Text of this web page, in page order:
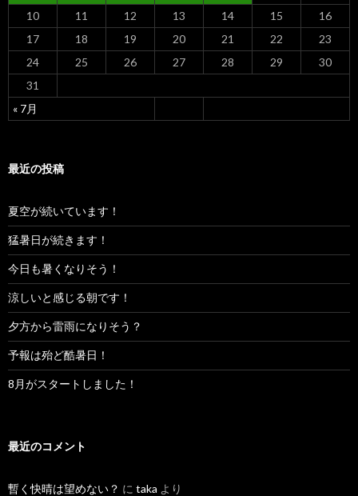
« 7月
10
11 12 13 14 15
16
17
18 19 20 21 22
23
24
25 26 27 28 29
30
31
最近の投稿
夏空が続いています！
猛暑日が続きます！
今日も暑くなりそう！
涼しいと感じる朝です！
夕方から雷雨になりそう？
予報は殆ど酷暑日！
8月がスタートしました！
最近のコメント
暫く快晴は望めない？ に taka より